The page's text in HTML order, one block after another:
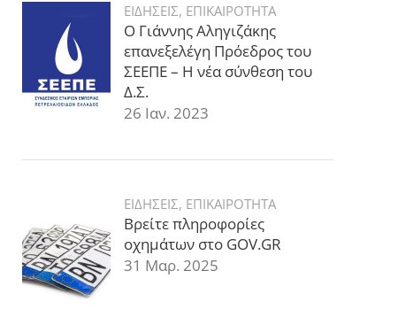
ΕΙΔΗΣΕΙΣ, ΕΠΙΚΑΙΡΟΤΗΤΑ
Ο Γιάννης Αληγιζάκης
επανεξελέγη Πρόεδρος του
ΣΕΕΠΕ – Η νέα σύνθεση του
Δ.Σ.
26 Ιαν. 2023
ΕΙΔΗΣΕΙΣ, ΕΠΙΚΑΙΡΟΤΗΤΑ
Βρείτε πληροφορίες
οχημάτων στο GOV.GR
31 Μαρ. 2025